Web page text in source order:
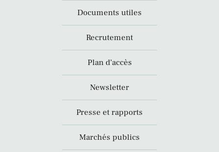
Documents utiles
Recrutement
Plan d’accès
Newsletter
Presse et rapports
Marchés publics